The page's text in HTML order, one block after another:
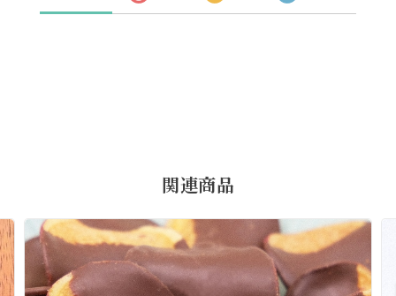
関連商品